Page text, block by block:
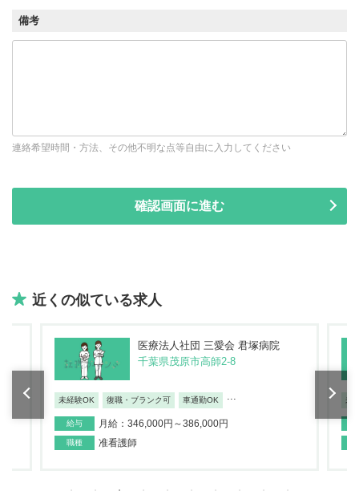
備考
連絡希望時間・方法、その他不明な点等自由に入力してください
近くの似ている求人
医療法人社団 三愛会 君塚病院
千葉県茂原市高師2-8
未経験OK 復職・ブランク可 車通勤OK
給与 月給：346,000円～386,000円
職種 准看護師
未